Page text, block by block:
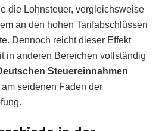
die Lohnsteuer, vergleichsweise
an den hohen Tarifabschlüssen
Dennoch reicht dieser Effekt
in anderen Bereichen vollständig
Steuereinnahmen
seidenen Faden der